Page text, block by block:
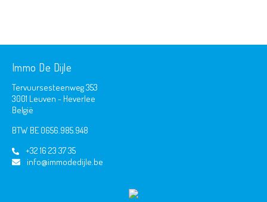
Immo De Dijle
Tervuursesteenweg 353
3001 Leuven - Heverlee
België
BTW BE 0656.985.948
+32 16 23 37 35
info@immodedijle.be